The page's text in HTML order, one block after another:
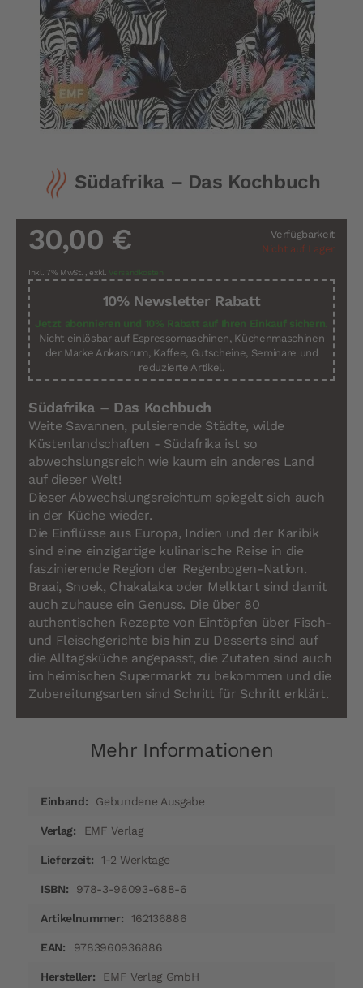
Anfang
Südafrika – Das Kochbuch
Verfügbarkeit
Nicht auf Lager
30,00 €
Inkl. 7% MwSt. ,exkl. Versandkosten
10% Newsletter Rabatt
Jetzt abonnieren und 10% Rabatt auf Ihren Einkauf sichern.
Nicht einlösbar auf Espressomaschinen, Küchenmaschinen
der Marke Ankarsrum, Kaffee, Gutscheine, Seminare und
reduzierte Artikel.
Südafrika – Das Kochbuch
Weite Savannen, pulsierende Städte, wilde
Küstenlandschaften - Südafrika ist so
abwechslungsreich wie kaum ein anderes Land
auf dieser Welt!
Dieser Abwechslungsreichtum spiegelt sich auch
in der Küche wieder.
Die Einflüsse aus Europa, Indien und der Karibik
sind eine einzigartige kulinarische Reise in die
faszinierende Region der Regenbogen-Nation.
Braai, Snoek, Chakalaka oder Melktart sind damit
auch zuhause ein Genuss. Die über 80
authentischen Rezepte von Eintöpfen über Fisch-
und Fleischgerichte bis hin zu Desserts sind auf
die Alltagsküche angepasst, die Zutaten sind auch
im heimischen Supermarkt zu bekommen und die
Zubereitungsarten sind Schritt für Schritt erklärt.
Mehr Informationen
Informationen Gebundene Ausgabe
EMF Verlag
1-2 Werktage
978-3-96093-688-6
162136886
9783960936886
EMF Verlag GmbH